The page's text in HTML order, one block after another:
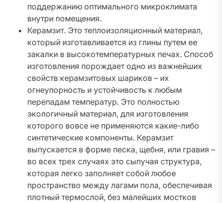
поддержанию оптимального микроклимата
внутри помещения.
Керамзит. Это теплоизоляционный материал,
который изготавливается из глины путем ее
закалки в высокотемпературных печах. Способ
изготовления порождает одно из важнейших
свойств керамзитовых шариков – их
огнеупорность и устойчивость к любым
перепадам температур. Это полностью
экологичный материал, для изготовления
которого вовсе не применяются какие-либо
синтетические компоненты. Керамзит
выпускается в форме песка, щебня, или гравия –
во всех трех случаях это сыпучая структура,
которая легко заполняет собой любое
пространство между лагами пола, обеспечивая
плотный термослой, без малейших мостков